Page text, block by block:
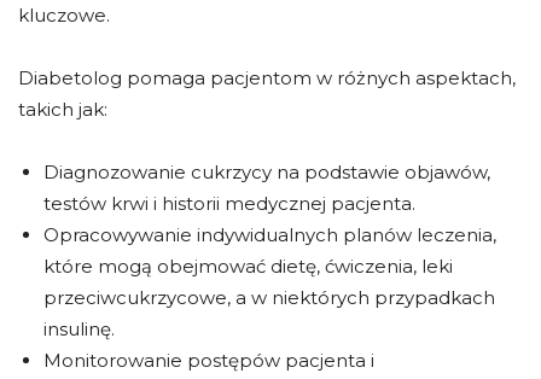
kluczowe.
Diabetolog pomaga pacjentom w różnych aspektach,
takich jak:
Diagnozowanie cukrzycy na podstawie objawów,
testów krwi i historii medycznej pacjenta.
Opracowywanie indywidualnych planów leczenia,
które mogą obejmować dietę, ćwiczenia, leki
przeciwcukrzycowe, a w niektórych przypadkach
insulinę.
Monitorowanie postępów pacjenta i